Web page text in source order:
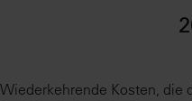
Wiederkehrende Kosten, die